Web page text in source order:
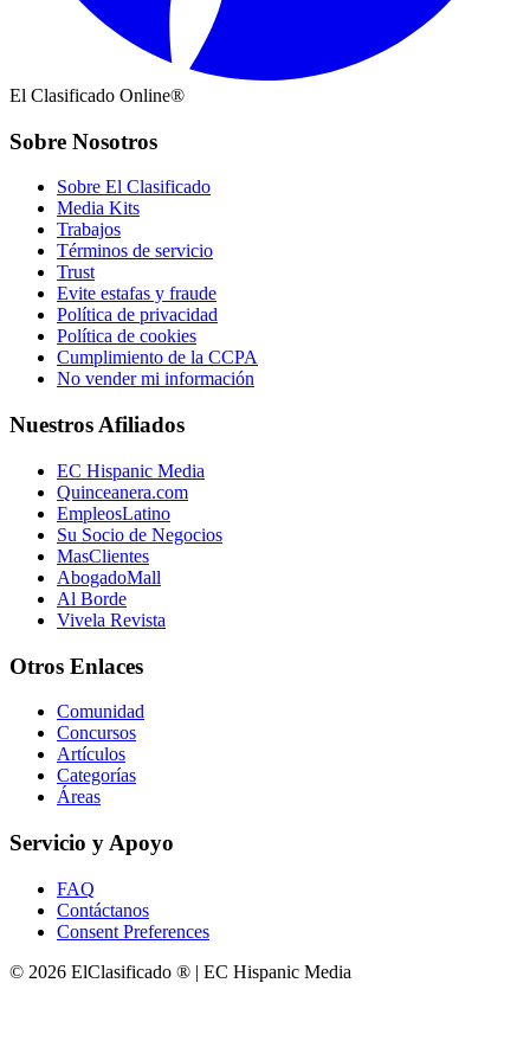
El Clasificado Online®
Sobre Nosotros
Sobre El Clasificado
Media Kits
Trabajos
Términos de servicio
Trust
Evite estafas y fraude
Política de privacidad
Política de cookies
Cumplimiento de la CCPA
No vender mi información
Nuestros Afiliados
EC Hispanic Media
Quinceanera.com
EmpleosLatino
Su Socio de Negocios
MasClientes
AbogadoMall
Al Borde
Vivela Revista
Otros Enlaces
Comunidad
Concursos
Artículos
Categorías
Áreas
Servicio y Apoyo
FAQ
Contáctanos
Consent Preferences
© 2026 ElClasificado ® | EC Hispanic Media